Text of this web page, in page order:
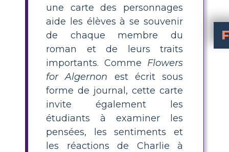
une carte des personnages
aide les élèves à se souvenir
de chaque membre du
roman et de leurs traits
importants. Comme Flowers
for Algernon est écrit sous
forme de journal, cette carte
invite également les
étudiants à examiner les
pensées, les sentiments et
les réactions de Charlie à